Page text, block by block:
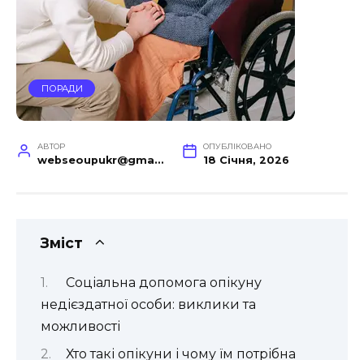
ПОРАДИ
АВТОР
webseoupukr@gmail.com
ОПУБЛІКОВАНО
18 Січня, 2026
Зміст
Соціальна допомога опікуну
недієздатної особи: виклики та
можливості
Хто такі опікуни і чому їм потрібна